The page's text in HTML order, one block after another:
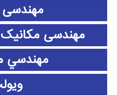
مهندسی
مهندسی
مهندسي